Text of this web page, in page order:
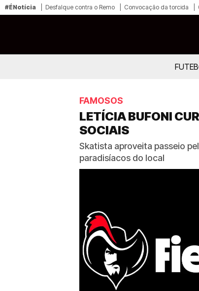
#ÉNotícia Desfalque contra o Remo Convocação da torcida
FAMOSOS
LETÍCIA BUFONI
SOCIAIS
Skatista aproveita passeio
paradisíacos do local